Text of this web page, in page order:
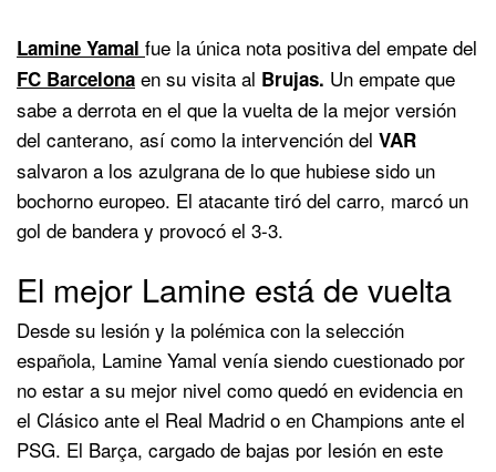
Lamine Yamal fue la única nota positiva del empate del
FC Barcelona en su visita al Brujas. Un empate que
sabe a derrota en el que la vuelta de la mejor versión
del canterano, así como la intervención del VAR
salvaron a los azulgrana de lo que hubiese sido un
bochorno europeo. El atacante tiró del carro, marcó un
gol de bandera y provocó el 3-3.
El mejor Lamine está de vuelta
Desde su lesión y la polémica con la selección
española, Lamine Yamal venía siendo cuestionado por
no estar a su mejor nivel como quedó en evidencia en
el Clásico ante el Real Madrid o en Champions ante el
PSG. El Barça, cargado de bajas por lesión en este